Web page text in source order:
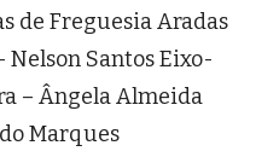
de Freguesia Aradas
Nelson Santos Eixo-
– Ângela Almeida
Marques